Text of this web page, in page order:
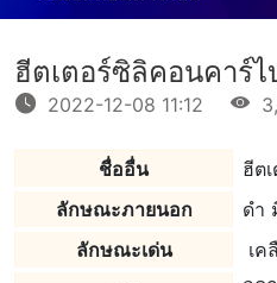
ฮีตเตอร์ซิลิคอนคาร์ไ
2022-12-08 11:12
ชื่ออื่น
ฮีต
ลักษณะภายนอก
ดํา
ลักษณะเด่น
เค